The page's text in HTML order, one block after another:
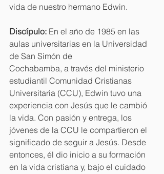
vida de nuestro hermano Edwin.
Discípulo: En el año de 1985 en las
aulas universitarias en la Universidad
de San Simón de
Cochabamba, a través del ministerio
estudiantil Comunidad Cristianas
Universitaria (CCU), Edwin tuvo una
experiencia con Jesús que le cambió
la vida. Con pasión y entrega, los
jóvenes de la CCU le compartieron el
significado de seguir a Jesús. Desde
entonces, él dio inicio a su formación
en la vida cristiana y, bajo el cuidado